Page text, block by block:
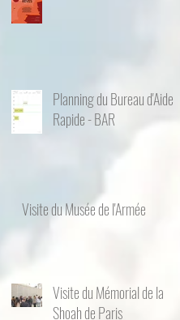
Planning du Bureau d'Aide
Rapide - BAR
Visite du Musée de l'Armée
Visite du Mémorial de la
Shoah de Paris